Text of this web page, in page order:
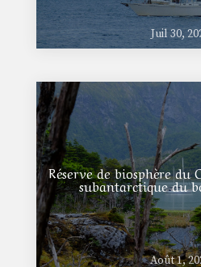
Juil 30,
Réserve de biosphère du
subantarctique du
Août 1,